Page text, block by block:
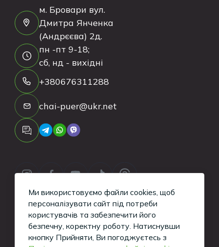
м. Бровари вул.
Дмитра Янченка
(Андрєєва) 2д.
пн -пт 9-18;
сб, нд - вихідні
+380676311288
chai-puer@ukr.net
Copyright ©2026Tea-Puer. All Rights
Ми використовуємо файли cookies, щоб
персоналізувати сайт під потреби
користувачів та забезпечити його
безпечну, коректну роботу. Натиснувши
кнопку Прийняти, Ви погоджуєтесь з